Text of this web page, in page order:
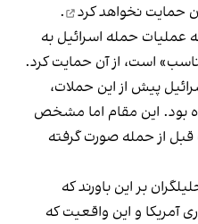
حمایت نخواهد کرد
.
عملیات حمله اسرائیل به
است، از آن حمایت کرد.
پیش از این حملات،
بود. این مقام اما مشخص
قبل از حمله صورت گرفته
بر این باورند که
آمریکا و این واقعیت که